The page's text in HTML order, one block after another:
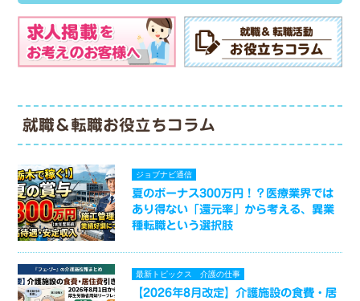
就職＆転職お役立ちコラム
ジョブナビ通信
夏のボーナス300万円！？医療業界では
あり得ない「還元率」から考える、異業
種転職という選択肢
最新トピックス 介護の仕事
【2026年8月改定】介護施設の食費・居